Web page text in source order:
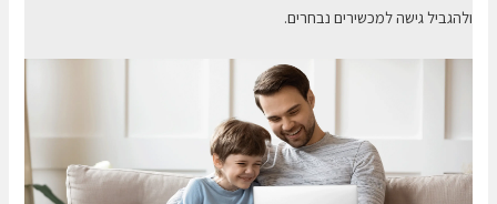
ולהגביל גישה למכשירים נבחרים.